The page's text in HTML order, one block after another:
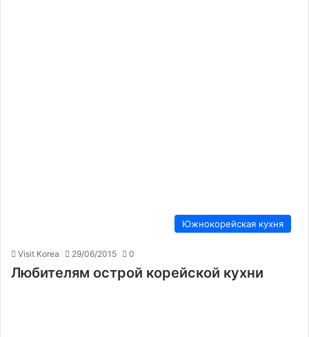
Южнокорейская кухня
Visit Korea 29/06/2015 0
Любителям острой корейской кухни